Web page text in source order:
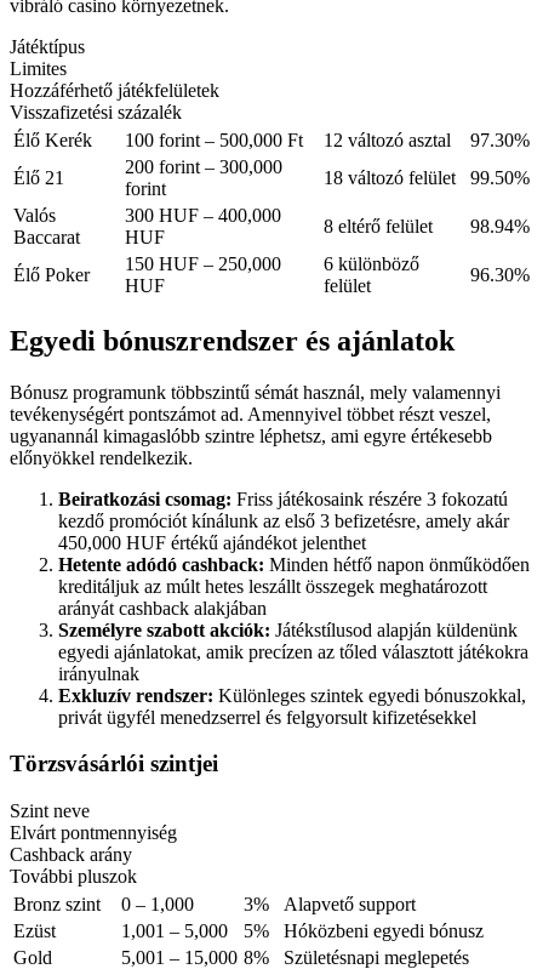
vibráló casino környezetnek.
Játéktípus
Limites
Hozzáférhető játékfelületek
Visszafizetési százalék
Élő Kerék
100 forint – 500,000 Ft 12 változó asztal
97.30%
Élő 21
200 forint – 300,000
forint
18 változó felület
99.50%
Valós
Baccarat
300 HUF – 400,000
HUF
8 eltérő felület 98.94%
Élő Poker
150 HUF – 250,000
HUF
6 különböző
felület
96.30%
Egyedi bónuszrendszer és ajánlatok
Bónusz programunk többszintű sémát használ, mely valamennyi
tevékenységért pontszámot ad. Amennyivel többet részt veszel,
ugyanannál kimagaslóbb szintre léphetsz, ami egyre értékesebb
előnyökkel rendelkezik.
Beiratkozási csomag: Friss játékosaink részére 3 fokozatú
kezdő promóciót kínálunk az első 3 befizetésre, amely akár
450,000 HUF értékű ajándékot jelenthet
Hetente adódó cashback: Minden hétfő napon önműködően
kreditáljuk az múlt hetes leszállt összegek meghatározott
arányát cashback alakjában
Személyre szabott akciók: Játékstílusod alapján küldenünk
egyedi ajánlatokat, amik precízen az tőled választott játékokra
irányulnak
Exkluzív rendszer: Különleges szintek egyedi bónuszokkal,
privát ügyfél menedzserrel és felgyorsult kifizetésekkel
Törzsvásárlói szintjei
Szint neve
Elvárt pontmennyiség
Cashback arány
További pluszok
Bronz szint
0 – 1,000 3%
Alapvető support
Ezüst
1,001 – 5,000 5%
Hóközbeni egyedi bónusz
Gold
5,001 – 15,000 8%
Születésnapi meglepetés